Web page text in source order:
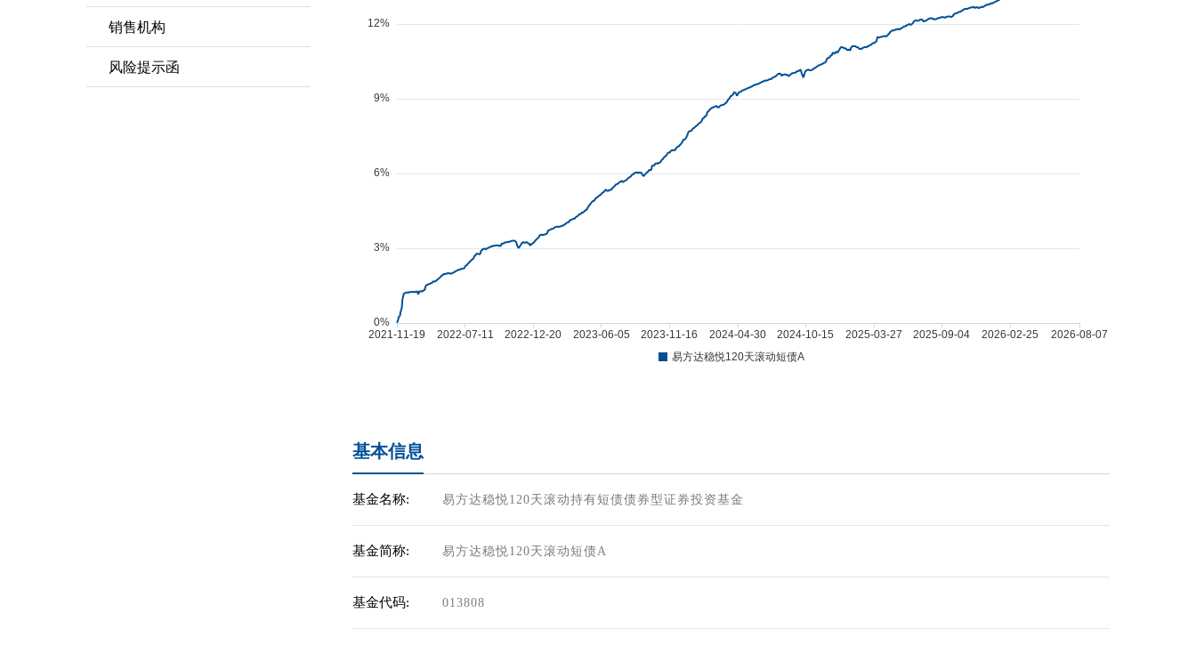
销售机构
风险提示函
基本信息
基金名称: 易方达稳悦120天滚动持有短债债券型证券投资基金
基金简称: 易方达稳悦120天滚动短债A
基金代码: 013808